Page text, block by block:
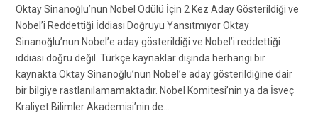
Oktay Sinanoğlu’nun Nobel Ödülü İçin 2 Kez Aday Gösterildiği ve
Nobel’i Reddettiği İddiası Doğruyu Yansıtmıyor Oktay
Sinanoğlu’nun Nobel’e aday gösterildiği ve Nobel’i reddettiği
iddiası doğru değil. Türkçe kaynaklar dışında herhangi bir
kaynakta Oktay Sinanoğlu’nun Nobel’e aday gösterildiğine dair
bir bilgiye rastlanılamamaktadır. Nobel Komitesi’nin ya da İsveç
Kraliyet Bilimler Akademisi’nin de…